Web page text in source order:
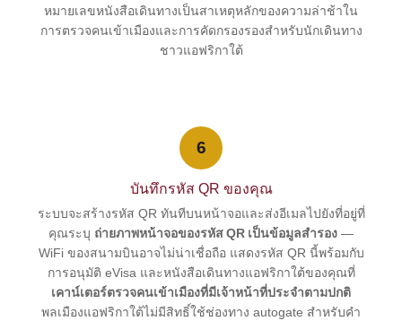
หมายเลขหนังสือเดินทางเป็นสาเหตุหลักของความล่าช้าใน
การตรวจคนเข้าเมืองและการคัดกรองรองสำหรับนักเดินทาง
ชาวแอฟริกาใต้
6
บันทึกรหัส QR ของคุณ
ระบบจะสร้างรหัส QR ทันทีบนหน้าจอและส่งอีเมลไปยังที่อยู่ที่
คุณระบุ ถ่ายภาพหน้าจอของรหัส QR เป็นข้อมูลสำรอง —
WiFi ของสนามบินอาจไม่น่าเชื่อถือ แสดงรหัส QR นี้พร้อมกับ
การอนุมัติ eVisa และหนังสือเดินทางแอฟริกาใต้ของคุณที่
เคาน์เตอร์ตรวจคนเข้าเมืองที่มีเจ้าหน้าที่ประจำตามปกติ
พลเมืองแอฟริกาใต้ไม่มีสิทธิ์ใช้ช่องทาง autogate สำหรับคำ